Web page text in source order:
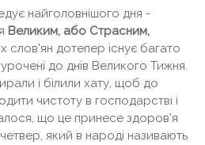
найголовнішого дня -
Великим, або Страсним,
слов'ян дотепер існує багато
до днів Великого Тижня.
і білили хату, щоб до
чистоту в господарстві і
що це принесе здоров'я
який в народі називають